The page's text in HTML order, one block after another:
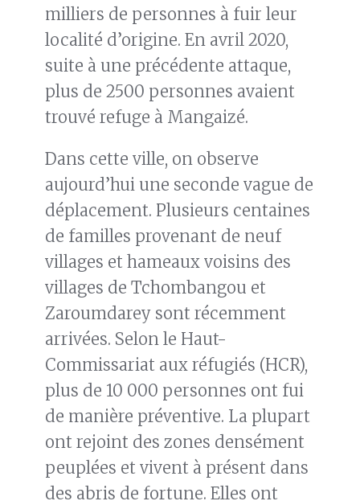
milliers de personnes à fuir leur
localité d’origine. En avril 2020,
suite à une précédente attaque,
plus de 2500 personnes avaient
trouvé refuge à Mangaizé.
Dans cette ville, on observe
aujourd’hui une seconde vague de
déplacement. Plusieurs centaines
de familles provenant de neuf
villages et hameaux voisins des
villages de Tchombangou et
Zaroumdarey sont récemment
arrivées. Selon le Haut-
Commissariat aux réfugiés (HCR),
plus de 10 000 personnes ont fui
de manière préventive. La plupart
ont rejoint des zones densément
peuplées et vivent à présent dans
des abris de fortune. Elles ont